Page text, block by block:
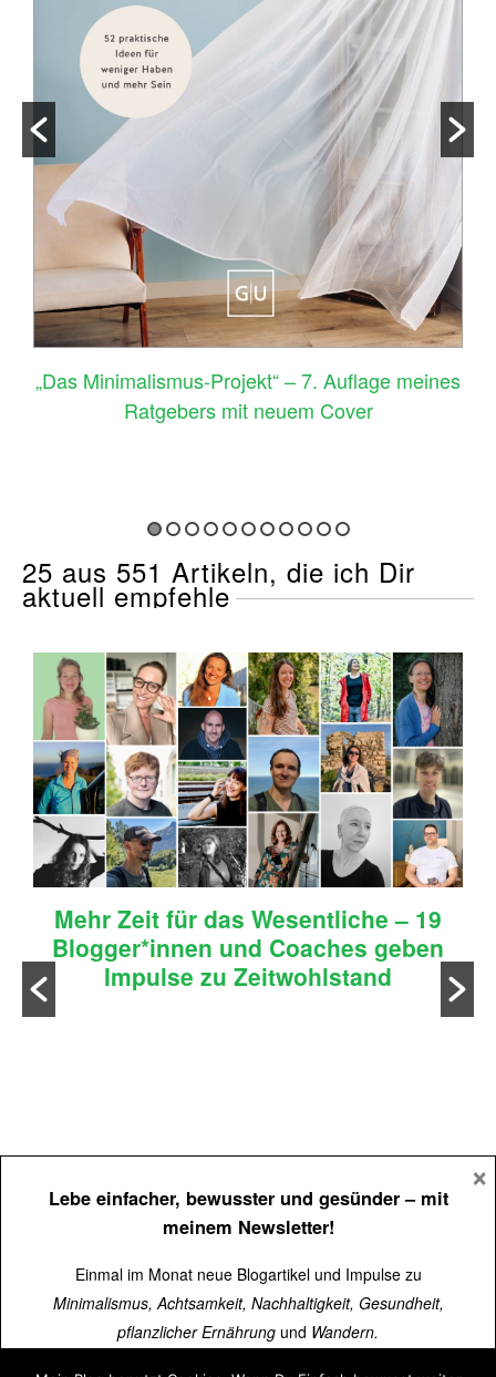
„Das Minimalismus-Projekt“ – 7. Auflage meines
Ratgebers mit neuem Cover
25 aus 551 Artikeln, die ich Dir
aktuell empfehle
Mehr Zeit für das Wesentliche – 19
Blogger*innen und Coaches geben
Impulse zu Zeitwohlstand
Lebe einfacher, bewusster und gesünder– mit
meinem Newsletter!
Einmal im Monat neue Blogartikel und Impulse zu
Minimalismus, Achtsamkeit, Nachhaltigkeit, Gesundheit,
pflanzlicher Ernährung und Wandern.
×